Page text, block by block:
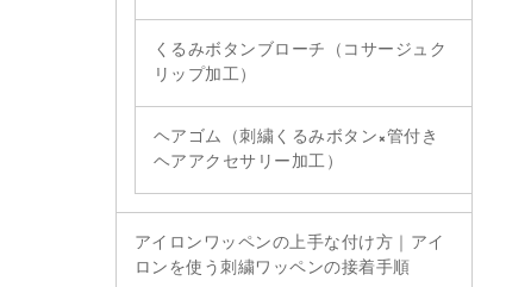
くるみボタンブローチ（コサージュク
リップ加工）
ヘアゴム（刺繍くるみボタン×管付き
ヘアアクセサリー加工）
アイロンワッペンの上手な付け方｜アイ
ロンを使う刺繍ワッペンの接着手順